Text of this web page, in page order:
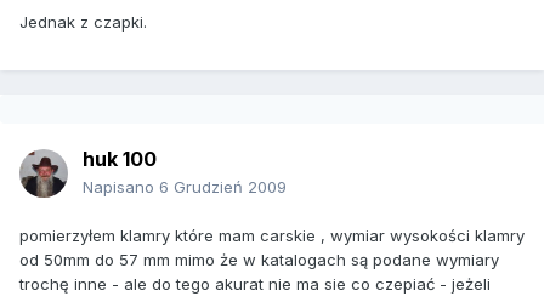
Jednak z czapki.
huk 100
Napisano 6 Grudzień 2009
pomierzyłem klamry które mam carskie , wymiar wysokości klamry
od 50mm do 57 mm mimo że w katalogach są podane wymiary
trochę inne - ale do tego akurat nie ma sie co czepiać - jeżeli